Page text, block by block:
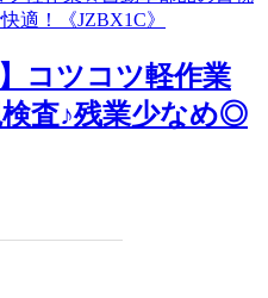
コツコツ軽作業
査♪残業少なめ◎